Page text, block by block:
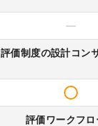
—
評価制度の設計コン
評価ワークフロ